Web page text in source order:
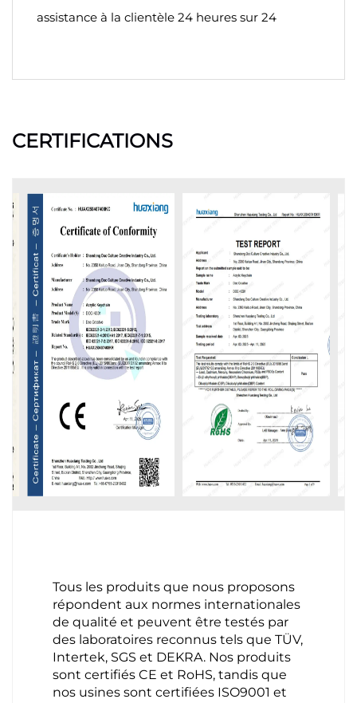
assistance à la clientèle 24 heures sur 24
CERTIFICATIONS
Tous les produits que nous proposons
répondent aux normes internationales
de qualité et peuvent être testés par
des laboratoires reconnus tels que TÜV,
Intertek, SGS et DEKRA. Nos produits
sont certifiés CE et RoHS, tandis que
nos usines sont certifiées ISO9001 et